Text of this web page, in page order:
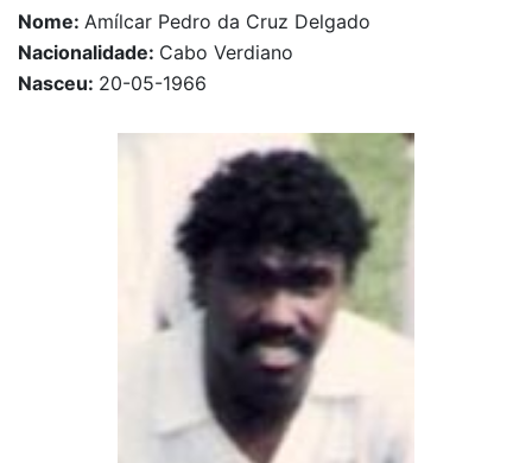
Nome: Amílcar Pedro da Cruz Delgado
Nacionalidade: Cabo Verdiano
Nasceu: 20-05-1966